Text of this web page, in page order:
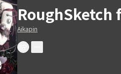
RoughSketch
Aikapin